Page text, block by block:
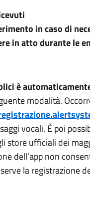
in caso di
in atto durante le
è
modalità.
vocali. È poi
store ufficiali dei
dell’app non
la registrazione